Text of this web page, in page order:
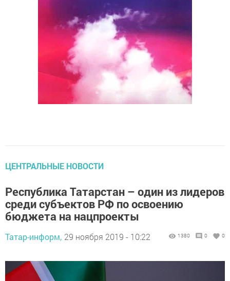
ЦЕНТРАЛЬНЫЕ НОВОСТИ
Республика Татарстан – один из лидеров
среди субъектов РФ по освоению
бюджета на нацпроекты
Татар-информ, 29 ноября 2019 - 10:22 1380 0 0